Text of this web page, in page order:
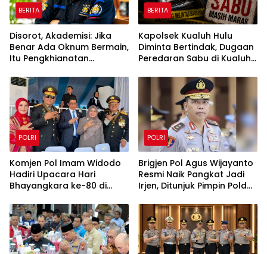
BERITA
Disorot, Akademisi: Jika
Benar Ada Oknum Bermain,
Itu Pengkhianatan
BERITA
Kapolsek Kualuh Hulu
Diminta Bertindak, Dugaan
Peredaran Sabu di Kualuh
Sorotan Warga
POLRI
Komjen Pol Imam Widodo
Hadiri Upacara Hari
Bhayangkara ke-80 di
POLRI
Brigjen Pol Agus Wijayanto
Resmi Naik Pangkat Jadi
Irjen, Ditunjuk Pimpin Polda